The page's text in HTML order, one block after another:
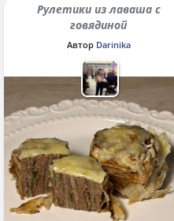
Рулетики из лаваша с
говядиной
Автор Darinika